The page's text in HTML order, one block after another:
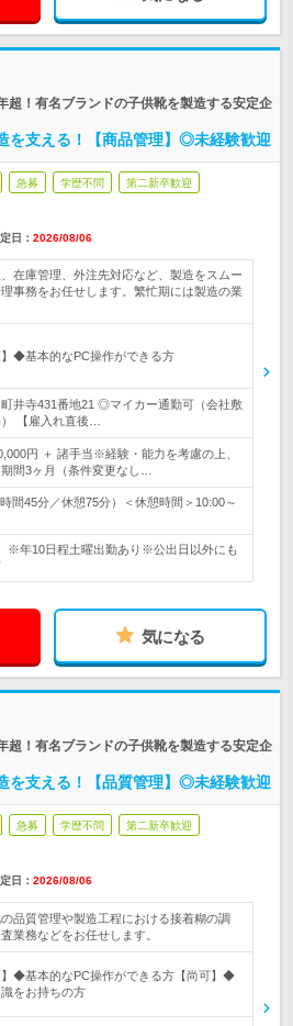
超！有名ブランドの子供靴を製造する安定企
を支える！【商品管理】◎未経験歓迎
急募 学歴不問 第二新卒歓迎
日： 2026/08/06
在庫管理、外注先対応など、製造をスムー
事務をお任せします。繁忙期には製造の業
◆基本的なPC操作ができる方
井寺431番地21 ◎マイカー通勤可（会社敷
【雇入れ直後…
円 ＋ 諸手当※経験・能力を考慮の上、
間3ヶ月（条件変更なし…
間45分／休憩75分）＜休憩時間＞10:00～
※年10日程土曜出勤あり※公出日以外にも
気になる
超！有名ブランドの子供靴を製造する安定企
を支える！【品質管理】◎未経験歓迎
急募 学歴不問 第二新卒歓迎
日： 2026/08/06
品質管理や製造工程における接着糊の調
業務などをお任せします。
】◆基本的なPC操作ができる方【尚可】◆
をお持ちの方